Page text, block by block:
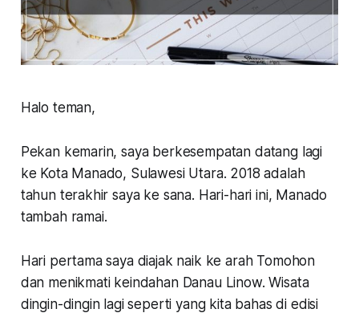
Halo teman,
Pekan kemarin, saya berkesempatan datang lagi
ke Kota Manado, Sulawesi Utara. 2018 adalah
tahun terakhir saya ke sana. Hari-hari ini, Manado
tambah ramai.
Hari pertama saya diajak naik ke arah Tomohon
dan menikmati keindahan Danau Linow. Wisata
dingin-dingin lagi seperti yang kita bahas di edisi